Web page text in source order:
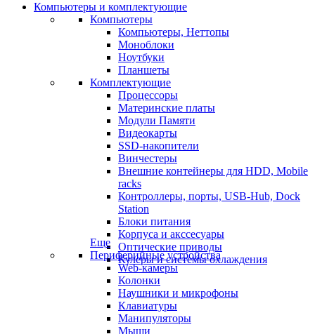
Компьютеры и комплектующие
Компьютеры
Компьютеры, Неттопы
Моноблоки
Ноутбуки
Планшеты
Комплектующие
Процессоры
Материнские платы
Модули Памяти
Видеокарты
SSD-накопители
Винчестеры
Внешние контейнеры для HDD, Mobile
racks
Контроллеры, порты, USB-Hub, Dock
Station
Блоки питания
Корпуса и акссесуары
Оптические приводы
Кулеры и системы охлаждения
Еще
Периферийные устройства
Web-камеры
Колонки
Наушники и микрофоны
Клавиатуры
Манипуляторы
Мыши